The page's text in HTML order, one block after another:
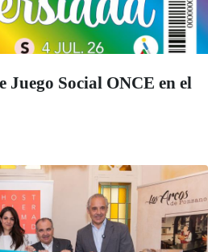
Juego Social ONCE en el